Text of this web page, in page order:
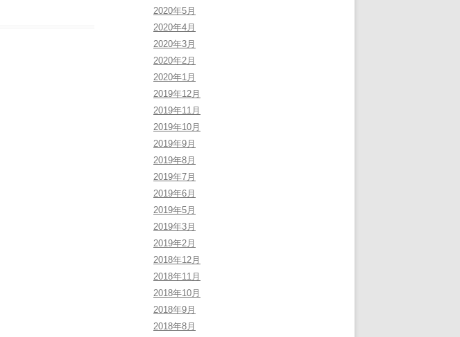
2020年5月
2020年4月
2020年3月
2020年2月
2020年1月
2019年12月
2019年11月
2019年10月
2019年9月
2019年8月
2019年7月
2019年6月
2019年5月
2019年3月
2019年2月
2018年12月
2018年11月
2018年10月
2018年9月
2018年8月